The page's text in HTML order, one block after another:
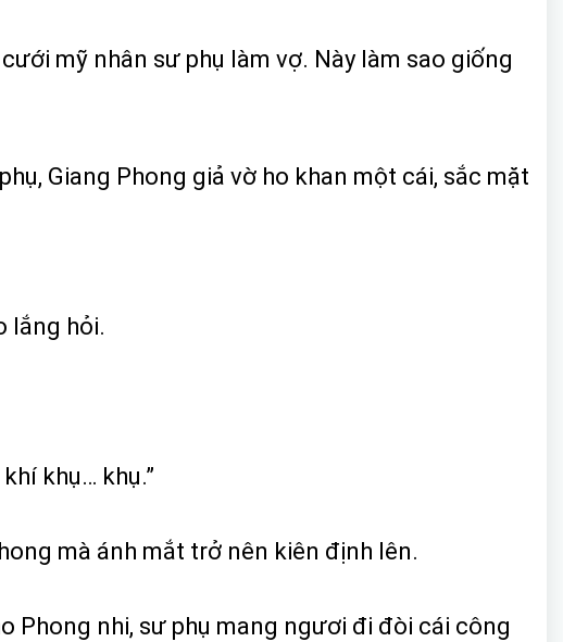
mỹ nhân sư phụ làm vợ. Này làm sao giống
Giang Phong giả vờ ho khan một cái, sắc mặt
lắng hỏi.
khụ… khụ.”
mà ánh mắt trở nên kiên định lên.
nhi, sư phụ mang ngươi đi đòi cái công